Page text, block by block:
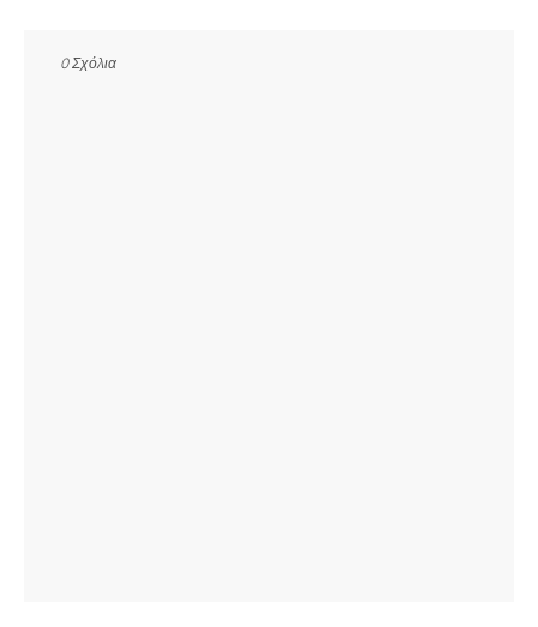
0 Σχόλια